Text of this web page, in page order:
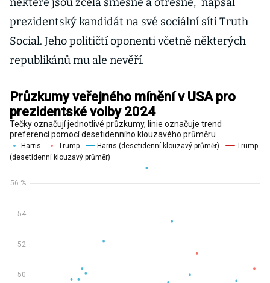
prezidentský kandidát na své sociální síti Truth
Social. Jeho političtí oponenti včetně některých
republikánů mu ale nevěří.